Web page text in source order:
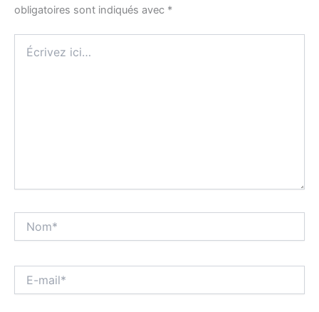
obligatoires sont indiqués avec *
ici…
mail*